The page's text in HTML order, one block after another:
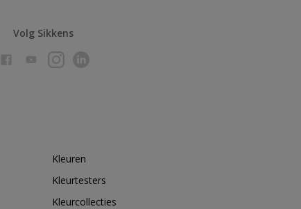
Volg Sikkens
Kleuren
Kleurtesters
Kleurcollecties